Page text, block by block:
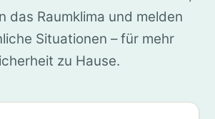
das Raumklima und melden
Situationen – für mehr
zu Hause.